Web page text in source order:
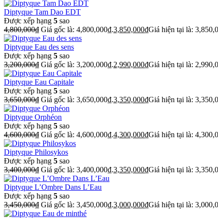
Diptyque Tam Dao EDT
Được xếp hạng 5 sao
4,800,000₫ Giá gốc là: 4,800,000₫.3,850,000₫Giá hiện tại là:
Diptyque Eau des sens
Được xếp hạng 5 sao
3,200,000₫ Giá gốc là: 3,200,000₫.2,990,000₫Giá hiện tại là:
Diptyque Eau Capitale
Được xếp hạng 5 sao
3,650,000₫ Giá gốc là: 3,650,000₫.3,350,000₫Giá hiện tại là:
Diptyque Orphéon
Được xếp hạng 5 sao
4,600,000₫ Giá gốc là: 4,600,000₫.4,300,000₫Giá hiện tại là:
Diptyque Philosykos
Được xếp hạng 5 sao
3,400,000₫ Giá gốc là: 3,400,000₫.3,350,000₫Giá hiện tại là:
Diptyque L’Ombre Dans L’Eau
Được xếp hạng 5 sao
3,450,000₫ Giá gốc là: 3,450,000₫.3,000,000₫Giá hiện tại là: